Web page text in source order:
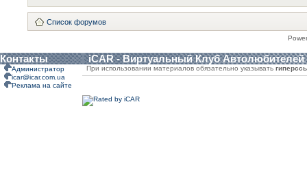
Список форумов
Контакты iCAR - Виртуальный Клуб Автолюбителей
Администратор
icar@icar.com.ua
Реклама на сайте
При использовании материалов обязательно указывать